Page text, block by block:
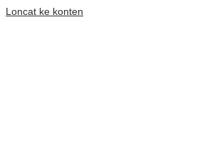
Loncat ke konten